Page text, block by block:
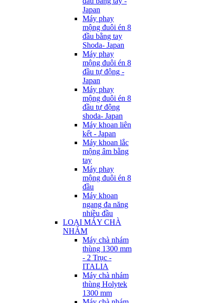
Japan
Máy phay
mộng đuôi én 8
đầu bằng tay
Shoda- Japan
Máy phay
mộng đuôi én 8
đầu tự động -
Japan
Máy phay
mộng đuôi én 8
đầu tự động
shoda- Japan
Máy khoan liên
kết - Japan
Máy khoan lắc
mộng âm bằng
tay
Máy phay
mộng đuôi én 8
đầu
Máy khoan
ngang đa năng
nhiều đầu
LOẠI MÁY CHÀ
NHÁM
Máy chà nhám
thùng 1300 mm
- 2 Trục -
ITALIA
Máy chà nhám
thùng Holytek
1300 mm